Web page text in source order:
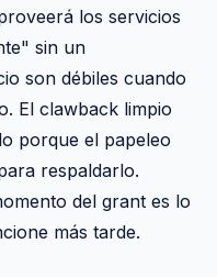
los servicios
sin un
son débiles cuando
El clawback limpio
porque el papeleo
respaldarlo.
del grant es lo
más tarde.